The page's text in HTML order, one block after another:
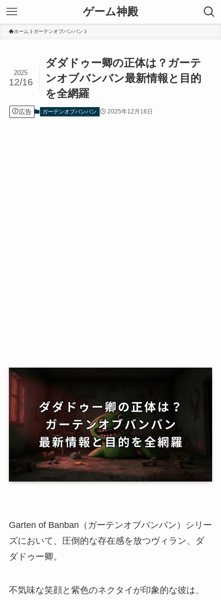
ゲーム神殿
ホーム ガーテンオブバンバン
ダダドゥー卿の正体は？ガーテ
ンオブバンバン最新情報と目的
を全網羅
2025
12/16
広告 ガーテンオブバンバン 2025年12月16日
Garten of Banban（ガーテンオブバンバン）シリー
ズにおいて、圧倒的な存在感を放つヴィラン、ダ
ダドゥー卿。
不気味な笑顔と紫色のネクタイが印象的な彼は、